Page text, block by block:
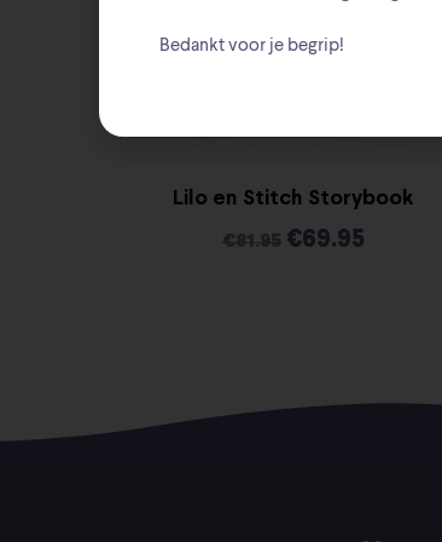
Lilo en Stitch Storybook
€81.95 €69.95
Bedankt voor je begrip!